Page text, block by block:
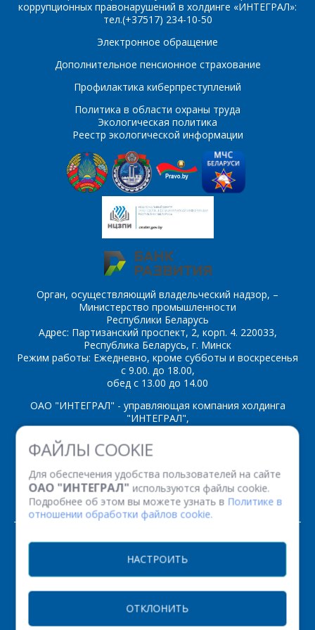
ФАЙЛЫ COOKIE
Для обеспечения удобства пользователей на сайте
ОАО "ИНТЕГРАЛ" используются файлы cookie.
Подробнее об этом вы можете узнать в Политике в
отношении обработки файлов cookie.
НАСТРОИТЬ
ОТКЛОНИТЬ
ПОИСК
коррупционных правонарушений в холдинге «ИНТЕГРАЛ»:
тел.(+37517) 234-10-50
Электронное обращение
Дополнительное пенсионное страхование
Профилактика киберпреступлений
Политика в области охраны труда
Экологическая политика
Реестр экологической информации
Орган, осуществляющий владельческий надзор, –
Министерство промышленности
Республики Беларусь
Адрес: Партизанский проспект, 2, корп. 4. 220033,
Республика Беларусь, г. Минск
Режим работы: Ежедневно, кроме субботы и воскресенья
с 9.00. до 18.00,
обед с 13.00 до 14.00
ОАО "ИНТЕГРАЛ" - управляющая компания холдинга
"ИНТЕГРАЛ",
ул. Казинца И.П., д.121А, комната 327, г. Минск, 220108,
Республика Беларусь
Факс: (+375 17) 338 12 94 УНП 100386629
Рег. номер 100386629 от 01.08.2013 г.
© 2026. Все права защищены.
Телефон
E-mail*
Интересующий товар/
услуга, их количество
*
Комментарий*
*- обязательные
услуга
Сообщение*
Я согласен на
персональных данных
*- обязательные
поля
ОТПРАВИТЬ